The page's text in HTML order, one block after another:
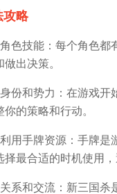
攻略
色技能：每个角色都
出决策。
份和势力：在游戏开
你的策略和行动。
用手牌资源：手牌是
择最合适的时机使用
系和交流：新三国杀